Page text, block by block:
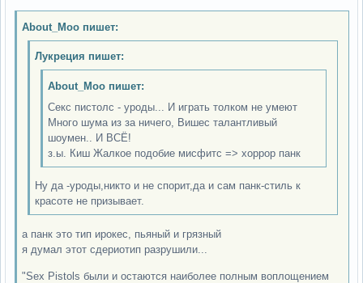
About_Moo пишет:
Лукреция пишет:
About_Moo пишет:
Секс пистолс - уроды... И играть толком не умеют
Много шума из за ничего, Вишес талантливый
шоумен.. И ВСЁ!
з.ы. Киш Жалкое подобие мисфитс => хоррор панк
Ну да -уроды,никто и не спорит,да и сам панк-стиль к
красоте не призывает.
а панк это тип ирокес, пьяный и грязный
я думал этот сдериотип разрушили...
"Sex Pistols были и остаются наиболее полным воплощением